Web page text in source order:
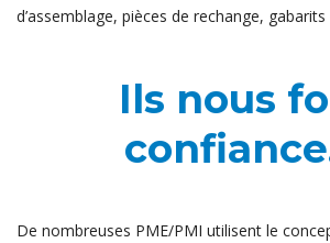
d’assemblage, pièces de rechange,
Ils nous
De nombreuses PME/PMI utilisent le